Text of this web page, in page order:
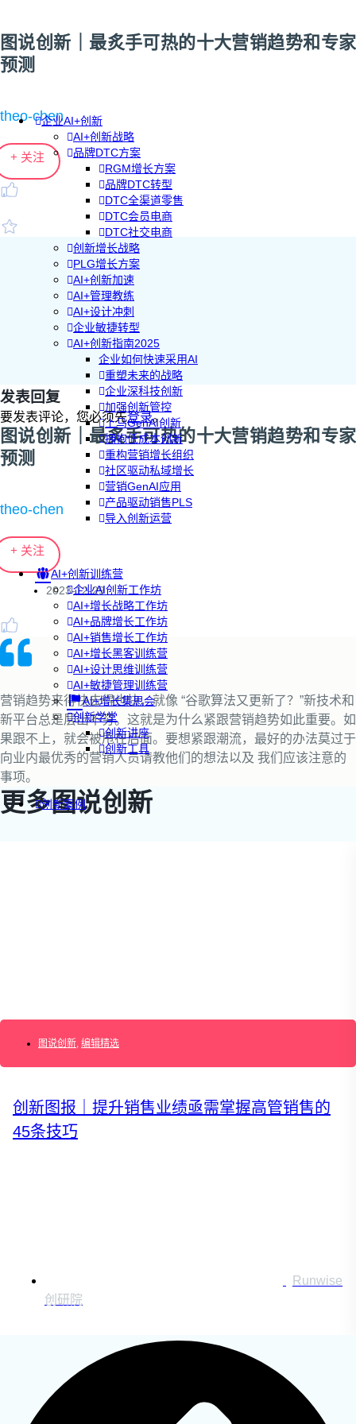
企业AI+创新
AI+创新战略
品牌DTC方案
RGM增长方案
品牌DTC转型
DTC全渠道零售
DTC会员电商
DTC社交电商
创新增长战略
PLG增长方案
AI+创新加速
AI+管理教练
AI+设计冲刺
企业敏捷转型
AI+创新指南2025
企业如何快速采用AI
重塑未来的战略
企业深科技创新
加强创新管控
上马GenAI创新
拥抱低成本创新
重构营销增长组织
社区驱动私域增长
营销GenAI应用
产品驱动销售PLS
导入创新运营
AI+创新训练营
企业AI创新工作坊
AI+增长战略工作坊
AI+品牌增长工作坊
AI+销售增长工作坊
AI+增长黑客训练营
AI+设计思维训练营
AI+敏捷管理训练营
AI+增长集思会
创新学堂
创新讲座
创新工具
创新案例
转型敏捷组织
培养创新能力
提升创新领导力
营销创新趋势报告
图说创新｜最炙手可热的十大营销趋势和专家
预测
theo-chen
+ 关注
发表回复
要发表评论，您必须先登录。
图说创新｜最炙手可热的十大营销趋势和专家
预测
theo-chen
+ 关注
2023-12-29
营销趋势来得快去得也快，就像 “谷歌算法又更新了？”新技术和
新平台总是层出不穷。这就是为什么紧跟营销趋势如此重要。如
果跟不上，就会被甩在后面。要想紧跟潮流，最好的办法莫过于
向业内最优秀的营销人员请教他们的想法以及 我们应该注意的
事项。
更多图说创新
图说创新, 编辑精选
创新图报｜提升销售业绩亟需掌握高管销售的
45条技巧
Runwise
创研院